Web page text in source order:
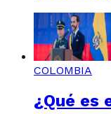
COLOMBIA
¿Qué es